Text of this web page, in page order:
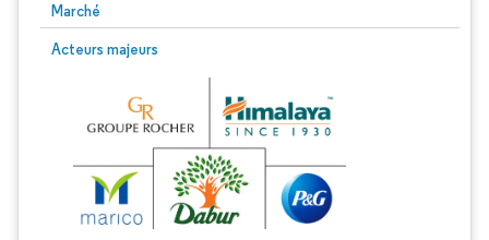
Marché
Acteurs majeurs
Image © Mordor Intelligence. La réutilisation nécessite une attribution sous CC